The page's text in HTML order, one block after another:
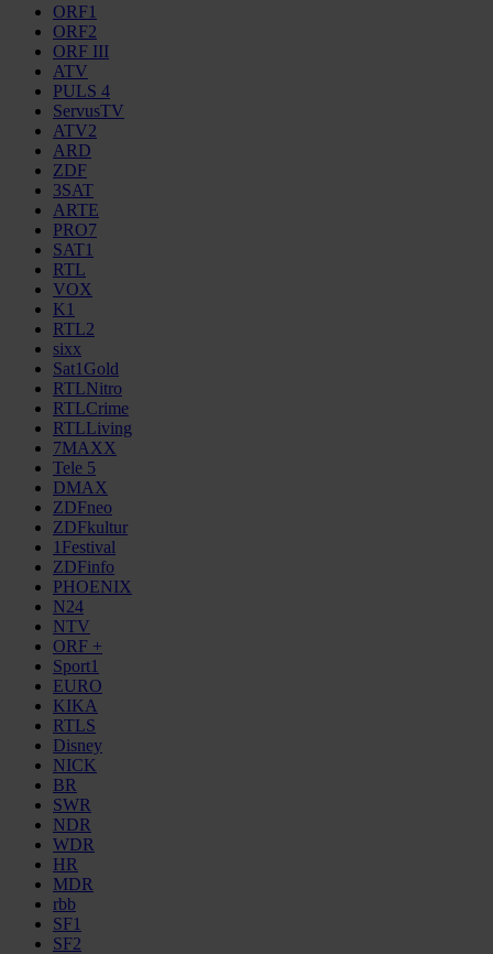
ORF1
ORF2
ORF III
ATV
PULS 4
ServusTV
ATV2
ARD
ZDF
3SAT
ARTE
PRO7
SAT1
RTL
VOX
K1
RTL2
sixx
Sat1Gold
RTLNitro
RTLCrime
RTLLiving
7MAXX
Tele 5
DMAX
ZDFneo
ZDFkultur
1Festival
ZDFinfo
PHOENIX
N24
NTV
ORF +
Sport1
EURO
KIKA
RTLS
Disney
NICK
BR
SWR
NDR
WDR
HR
MDR
rbb
SF1
SF2